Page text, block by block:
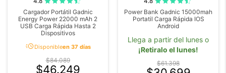
Cargador Portátil Gadnic
Energy Power 22000 mAh 2
USB Carga Rápida Hasta 2
Dispositivos
acuteDisponibleen 37 días
$84.089
$46.249
Power Bank Gadnic 15000mah
Portatil Carga Rápida IOS
Android
Llega a partir del lunes o
¡Retiralo el lunes!
$61.398